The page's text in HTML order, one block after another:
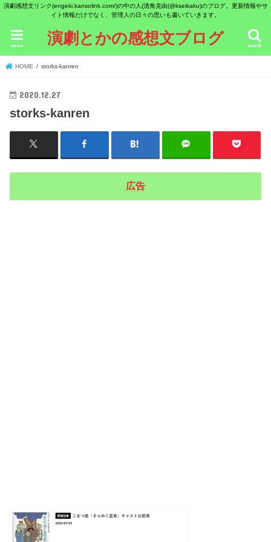
演劇感想文リンク(engeki.kansolink.com/)の中の人(清角克由(@kseikaku)のブログ。更新情報やサ
イト情報だけでなく、管理人の日々の思いも書いていきます。
演劇とかの感想文ブログ search
menu
HOME storks-kanren
2020.12.27
storks-kanren
広告